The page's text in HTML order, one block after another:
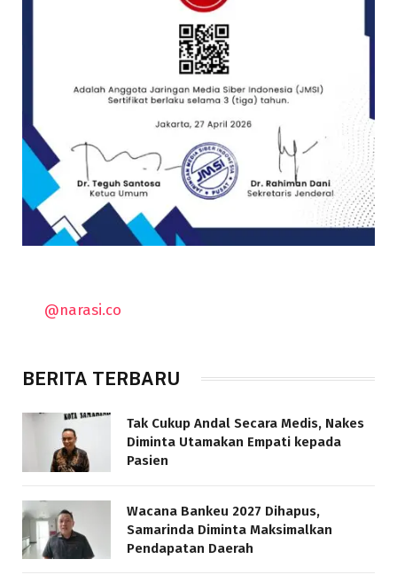
@narasi.co
BERITA TERBARU
Tak Cukup Andal Secara Medis, Nakes
Diminta Utamakan Empati kepada
Pasien
Wacana Bankeu 2027 Dihapus,
Samarinda Diminta Maksimalkan
Pendapatan Daerah